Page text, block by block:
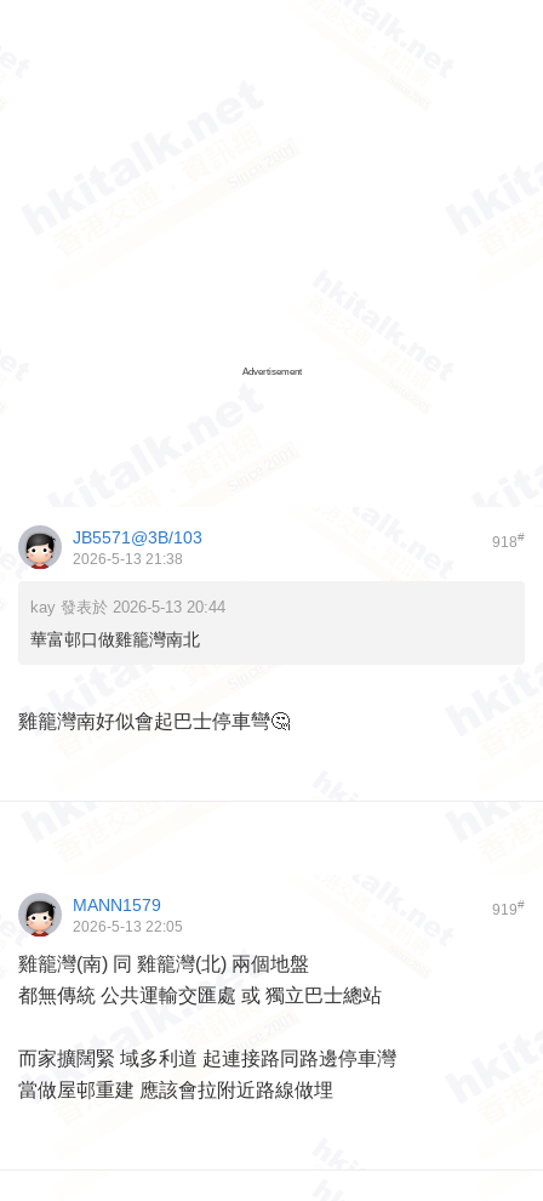
Advertisement
918#
JB5571@3B/103
2026-5-13 21:38
kay 發表於 2026-5-13 20:44
華富邨口做雞籠灣南北
雞籠灣南好似會起巴士停車彎🤔
919#
MANN1579
2026-5-13 22:05
雞籠灣(南) 同 雞籠灣(北) 兩個地盤
都無傳統 公共運輸交匯處 或 獨立巴士總站
而家擴闊緊 域多利道 起連接路同路邊停車灣
當做屋邨重建 應該會拉附近路線做埋